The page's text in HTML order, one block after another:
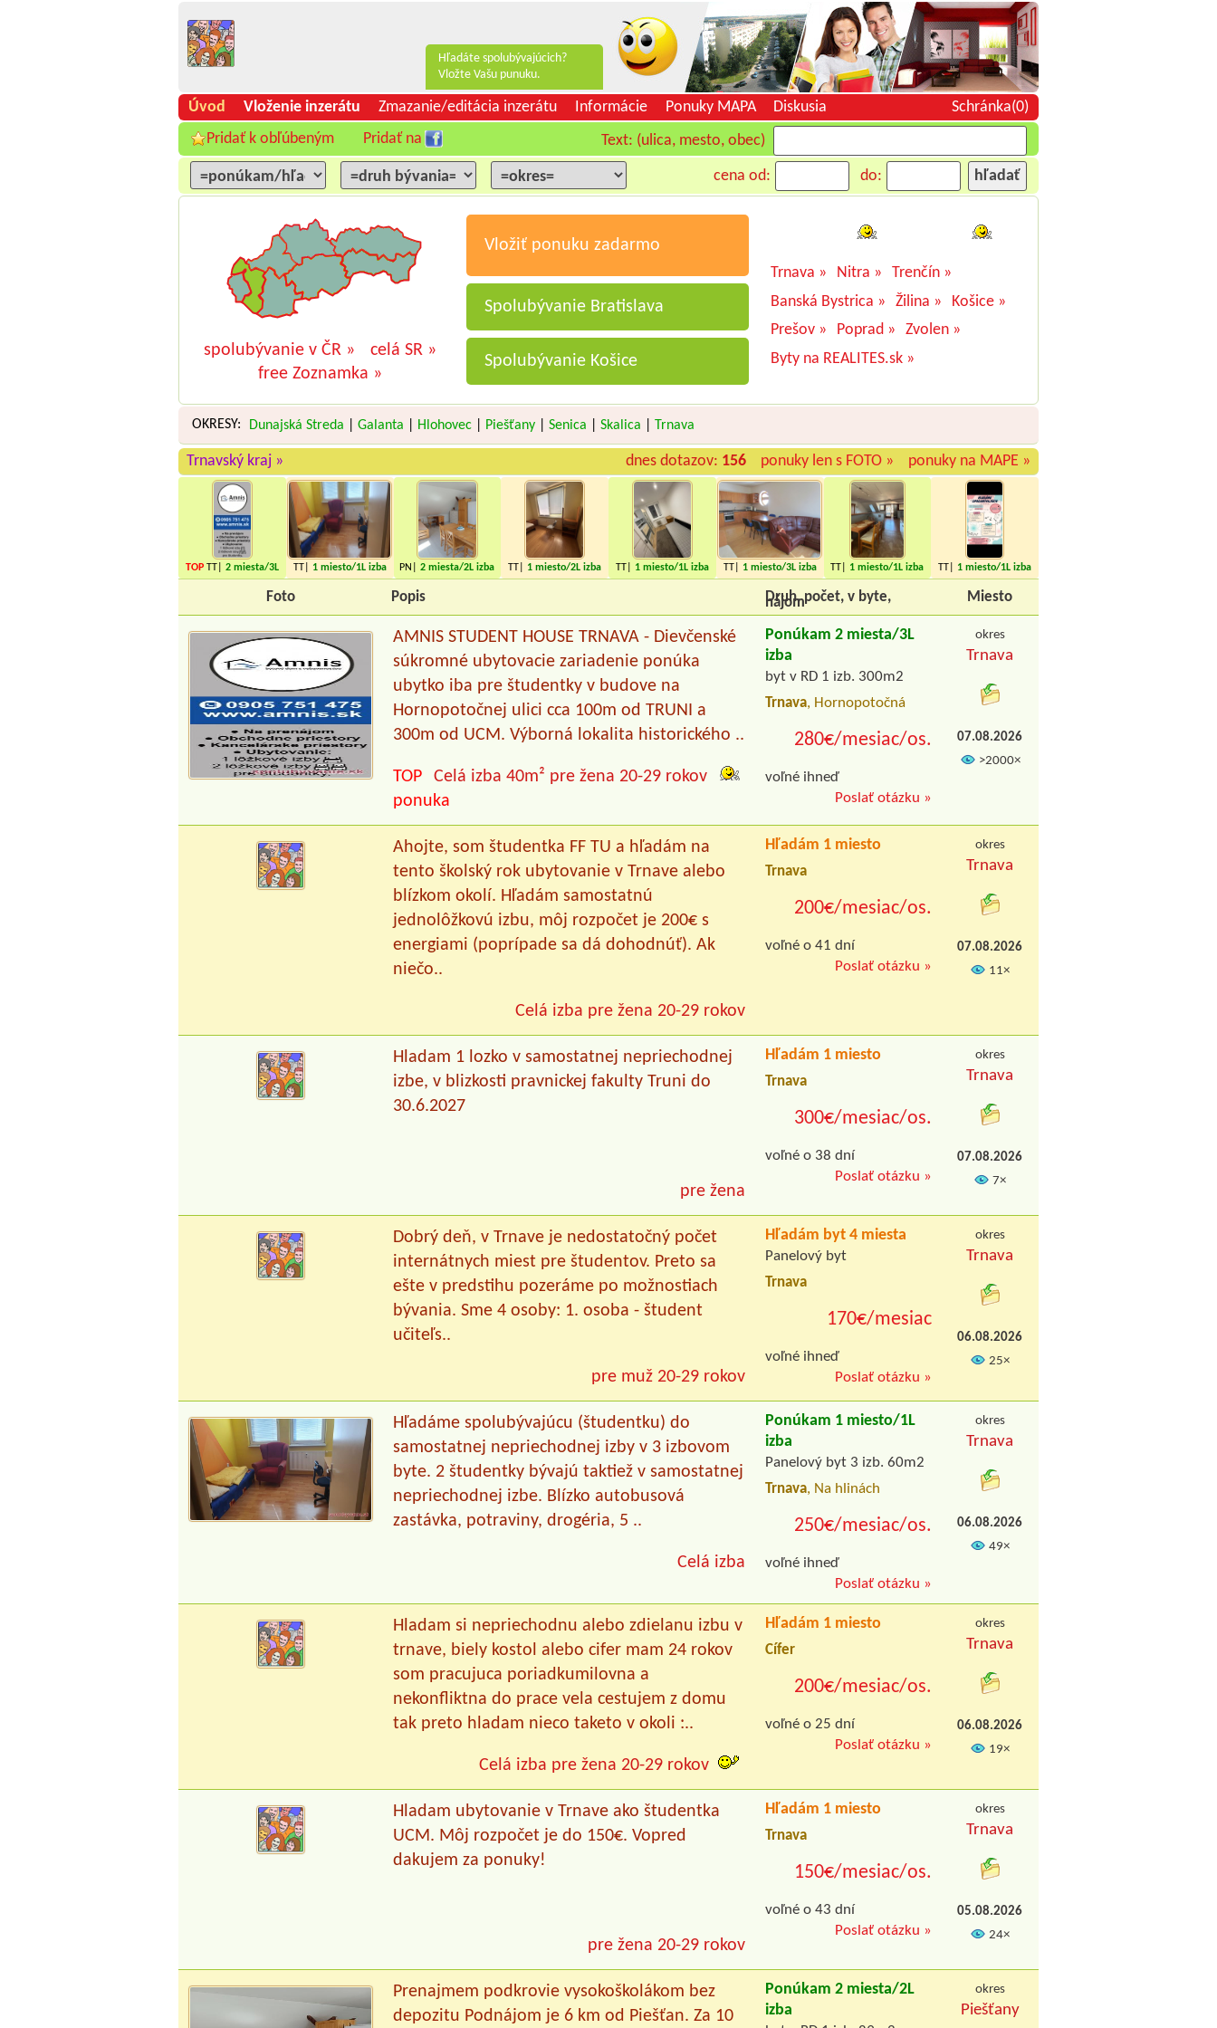
Hľadáte spolubývajúcich?
Vložte Vašu punuku.
Schránka(0)
Úvod Vloženie inzerátu Zmazanie/editácia inzerátu Informácie Ponuky MAPA
Diskusia
Text: (ulica, mesto, obec)
Pridať k obľúbeným Pridať na
cena od: do:
spolubývanie v ČR »
celá SR »
free Zoznamka »
Vložiť ponuku zadarmo
Spolubývanie Bratislava
Spolubývanie Košice
Trnava » Nitra »
Trenčín »
Banská Bystrica »
Žilina »
Košice »
Prešov »
Poprad »
Zvolen »
Byty na REALITES.sk »
OKRESY: Dunajská Streda |Galanta Hlohovec Piešťany |Senica |Skalica Trnava
dnes dotazov: 156 ponuky len s FOTO » ponuky na MAPE »
Trnavský kraj »
TOPTT| 2 miesta/3L 1 miesto/1L izba PN| 2 miesta/2L izba 1 miesto/2L izba 1 miesto/1L izba 1 miesto/3L izba 1 miesto/1L izba 1 miesto/1L izba
Foto Popis Druh, počet, v byte,
nájom Miesto
AMNIS STUDENT HOUSE TRNAVA - Dievčenské
súkromné ubytovacie zariadenie ponúka
ubytko iba pre študentky v budove na
Hornopotočnej ulici cca 100m od TRUNI a
300m od UCM. Výborná lokalita historického ..
Celá izba 40m² pre žena 20-29 rokov
TOP
ponuka
Ponúkam 2 miesta/3L
izba
byt v RD 1 izb. 300m2
Trnava, Hornopotočná
280€/mesiac/os.
voľné ihneď
Poslať otázku »
okres
Trnava
07.08.2026
>2000×
Ahojte, som študentka FF TU a hľadám na
tento školský rok ubytovanie v Trnave alebo
blízkom okolí. Hľadám samostatnú
jednolôžkovú izbu, môj rozpočet je 200€ s
energiami (poprípade sa dá dohodnúť). Ak
niečo..
Celá izba pre žena 20-29 rokov
Hľadám 1 miesto
Trnava
200€/mesiac/os.
voľné o 41 dní
Poslať otázku »
okres
Trnava
07.08.2026
11×
Hladam 1 lozko v samostatnej nepriechodnej
izbe, v blizkosti pravnickej fakulty Truni do
30.6.2027
pre žena
Hľadám 1 miesto
Trnava
300€/mesiac/os.
voľné o 38 dní
Poslať otázku »
okres
Trnava
07.08.2026
7×
Dobrý deň, v Trnave je nedostatočný počet
internátnych miest pre študentov. Preto sa
ešte v predstihu pozeráme po možnostiach
bývania. Sme 4 osoby: 1. osoba - študent
učiteľs..
pre muž 20-29 rokov
Hľadám byt 4 miesta
Panelový byt
Trnava
170€/mesiac
voľné ihneď
Poslať otázku »
okres
Trnava
06.08.2026
25×
Hľadáme spolubývajúcu (študentku) do
samostatnej nepriechodnej izby v 3 izbovom
byte. 2 študentky bývajú taktiež v samostatnej
nepriechodnej izbe. Blízko autobusová
zastávka, potraviny, drogéria, 5 ..
Celá izba
Ponúkam 1 miesto/1L
izba
Panelový byt 3 izb. 60m2
Trnava, Na hlinách
250€/mesiac/os.
voľné ihneď
Poslať otázku »
okres
Trnava
06.08.2026
49×
Hladam si nepriechodnu alebo zdielanu izbu v
trnave, biely kostol alebo cifer mam 24 rokov
som pracujuca poriadkumilovna a
nekonfliktna do prace vela cestujem z domu
tak preto hladam nieco taketo v okoli :..
Celá izba pre žena 20-29 rokov
Hľadám 1 miesto
Cífer
200€/mesiac/os.
voľné o 25 dní
Poslať otázku »
okres
Trnava
06.08.2026
19×
Hladam ubytovanie v Trnave ako študentka
UCM. Môj rozpočet je do 150€. Vopred
dakujem za ponuky!
pre žena 20-29 rokov
Hľadám 1 miesto
Trnava
150€/mesiac/os.
voľné o 43 dní
Poslať otázku »
okres
Trnava
05.08.2026
24×
Prenajmem podkrovie vysokoškolákom bez
depozitu Podnájom je 6 km od Piešťan. Za 10
Ponúkam 2 miesta/2L
izba
okres
Piešťany